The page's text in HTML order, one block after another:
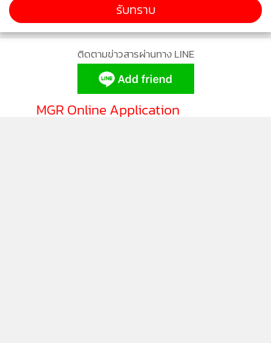
ติดตามข่าวสารผ่านทาง LINE
MGR Online Application
รับทราบ